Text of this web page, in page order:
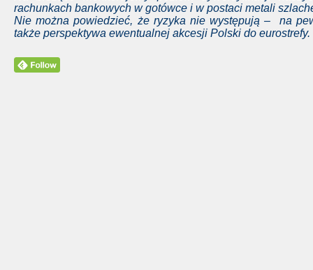
rachunkach bankowych w gotówce i w postaci metali
Nie można powiedzieć, że ryzyka nie występują – na
także perspektywa ewentualnej akcesji Polski do eurostrefy.